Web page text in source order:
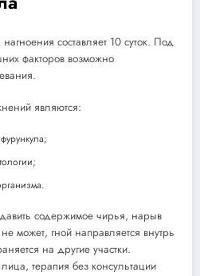
составляет 10 суток. Под
факторов возможно
являются:
содержимое чирья, нарыв
может, гной направляется внутрь
на другие участки.
терапия без консультации